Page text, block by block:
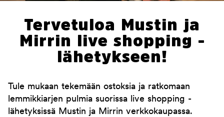
Tervetuloa Mustin ja
Mirrin live shopping -
lähetykseen!
Tule mukaan tekemään ostoksia ja ratkomaan
lemmikkiarjen pulmia suorissa live shopping -
lähetyksissä Mustin ja Mirrin verkkokaupassa.